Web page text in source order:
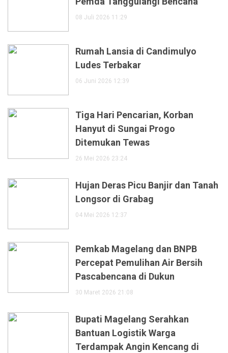
08 Juli 2026 11:29
Rumah Lansia di Candimulyo
Ludes Terbakar
06 Juni 2026 12:39
Tiga Hari Pencarian, Korban
Hanyut di Sungai Progo
Ditemukan Tewas
26 Mei 2026 23:24
Hujan Deras Picu Banjir dan Tanah
Longsor di Grabag
04 Mei 2026 12:37
Pemkab Magelang dan BNPB
Percepat Pemulihan Air Bersih
Pascabencana di Dukun
30 Maret 2026 21:08
Bupati Magelang Serahkan
Bantuan Logistik Warga
Terdampak Angin Kencang di